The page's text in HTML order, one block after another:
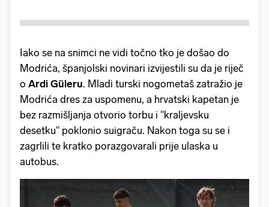
Iako se na snimci ne vidi točno tko je došao do
Modrića, španjolski novinari izvijestili su da je riječ
o Ardi Güleru. Mladi turski nogometaš zatražio je
Modrića dres za uspomenu, a hrvatski kapetan je
bez razmišljanja otvorio torbu i "kraljevsku
desetku" poklonio suigraču. Nakon toga su se i
zagrlili te kratko porazgovarali prije ulaska u
autobus.